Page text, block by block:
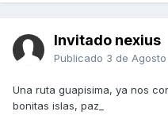
Invitado nexius
Publicado 3 de
Una ruta guapisima, ya nos
bonitas islas, paz_